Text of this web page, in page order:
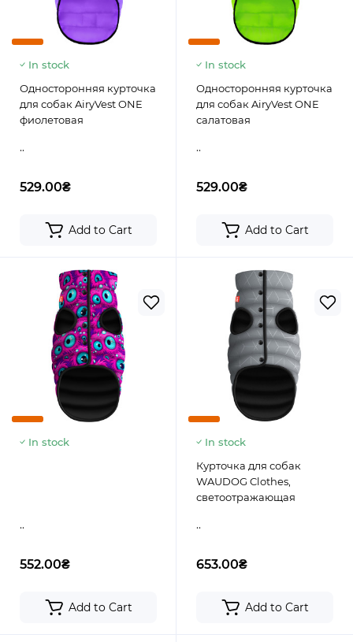
In stock
Односторонняя курточка
для собак AiryVest ONE
фиолетовая
..
529.00₴
Add to Cart
In stock
Односторонняя курточка
для собак AiryVest ONE
салатовая
..
529.00₴
Add to Cart
In stock
..
552.00₴
Add to Cart
In stock
Курточка для собак
WAUDOG Clothes,
светоотражающая
..
653.00₴
Add to Cart